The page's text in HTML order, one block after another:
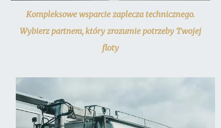
Kompleksowe wsparcie zaplecza technicznego.
Wybierz partnera, który zrozumie potrzeby Twojej
floty